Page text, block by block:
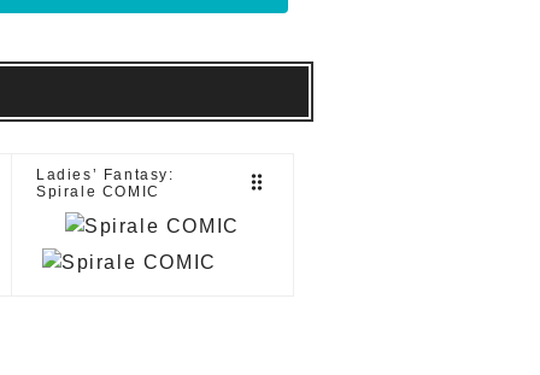
Ladies’ Fantasy:
Spirale COMIC
drag_indicator